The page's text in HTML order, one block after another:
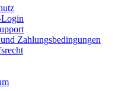
Zahlungsbedingungen